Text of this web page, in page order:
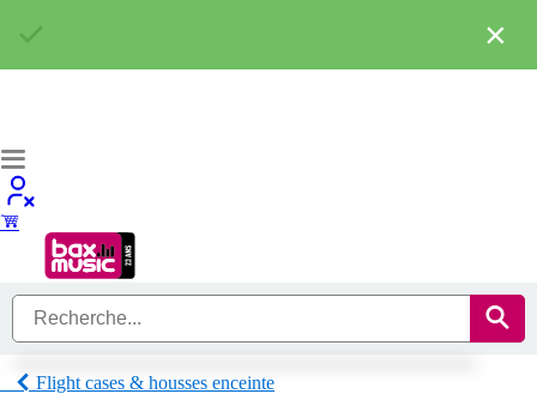
Flight cases & housses enceinte
×